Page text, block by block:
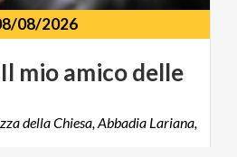
08/2026
Il mioamicodelle
della Chiesa, Abbadia Lariana,